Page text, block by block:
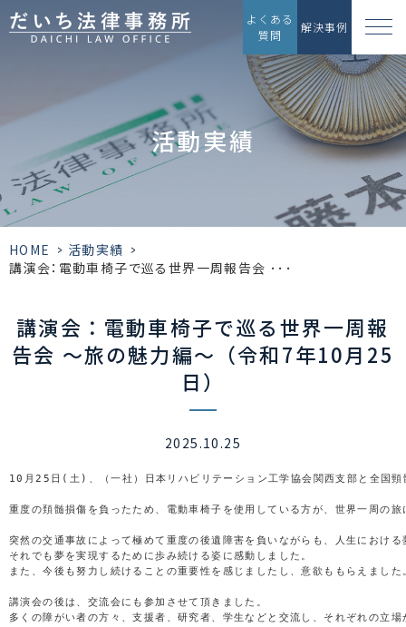
よくある
質問
解決事例
活動実績
HOME > 活動実績 >
講演会：電動車椅子で巡る世界一周報告会 ･･･
講演会：電動車椅子で巡る世界一周報
告会 ～旅の魅力編～（令和7年10月25
日）
2025.10.25
10月25日(土)、（一社）日本リハビリテーション工学協会関西支部と全国
重度の頚髄損傷を負ったため、電動車椅子を使用している方が、世界一周の
突然の交通事故によって極めて重度の後遺障害を負いながらも、人生におけ
それでも夢を実現するために歩み続ける姿に感動しました。
また、今後も努力し続けることの重要性を感じましたし、意欲ももらえました
講演会の後は、交流会にも参加させて頂きました。
多くの障がい者の方々、支援者、研究者、学生などと交流し、それぞれの立